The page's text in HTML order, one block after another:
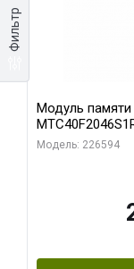
Фильтр
Модуль памяти
Модель: 226594